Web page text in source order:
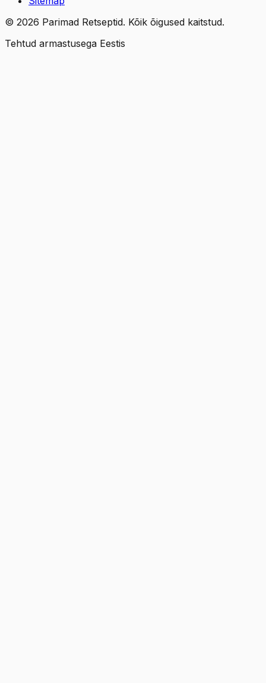
© 2026 Parimad Retseptid. Kõik õigused kaitstud.
Tehtud armastusega Eestis